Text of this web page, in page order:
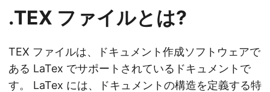
.TEX ファイルとは?
TEX ファイルは、ドキュメント作成ソフトウェアで
ある LaTex でサポートされているドキュメントで
す。 LaTex には、ドキュメントの構造を定義する特